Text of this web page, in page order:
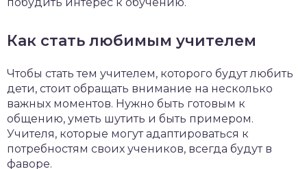
Как стать любимым учителем
Чтобы стать тем учителем, которого будут любить
дети, стоит обращать внимание на несколько
важных моментов. Нужно быть готовым к
общению, уметь шутить и быть примером.
Учителя, которые могут адаптироваться к
потребностям своих учеников, всегда будут в
фаворе.